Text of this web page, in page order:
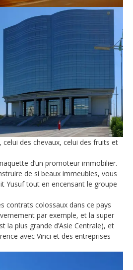
celui des chevaux, celui des fruits et
d’un promoteur immobilier.
de si beaux immeubles, vous
Yusuf tout en encensant le groupe
contrats colossaux dans ce pays
par exemple, et la super
la plus grande d’Asie Centrale), et
avec Vinci et des entreprises